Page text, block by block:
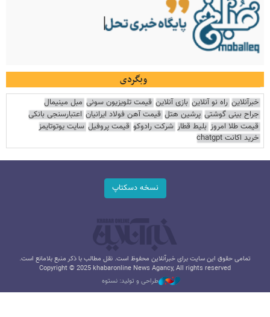
وبگردی
خبرآنلاین راه نو آنلاین بازی آنلاین قیمت تلویزیون سونی مبل مینیمال
جراح بینی گوشتی پرشین هتل قیمت آهن فولاد ایرانیان اعتبارسنجی بانکی
قیمت طلا امروز بلیط قطار شرکت رادوکو قیمت پروفیل سایت یوتوتایمز
خرید اکانت chatgpt
نسخه دسکتاپ
تمامی حقوق این سایت برای خبرآنلاین محفوظ است. نقل مطالب با ذکر منبع بلامانع است.
Copyright © 2025 khabaronline News Agancy, All rights reserved
طراحی و تولید: نستوه